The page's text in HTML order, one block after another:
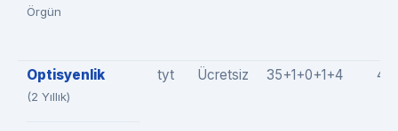
Örgün
Optisyenlik
(2 Yıllık)
tyt Ücretsiz 35+1+0+1+4